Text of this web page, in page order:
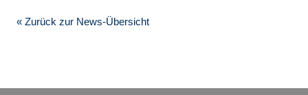
« Zurück zur News-Übersicht